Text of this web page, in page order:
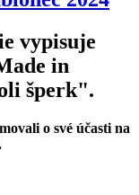
vypisuje
in
šperk".
o své účasti na